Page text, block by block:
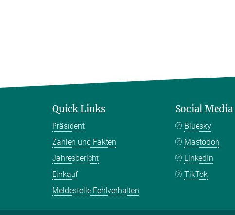
Quick Links
Präsident
Zahlen und Fakten
Jahresbericht
Einkauf
Meldestelle Fehlverhalten
Social Media
Bluesky
Mastodon
LinkedIn
TikTok